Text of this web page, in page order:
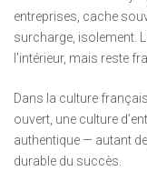
entreprises, cache
surcharge, isolement.
l’intérieur, mais reste
Dans la culture
ouvert, une culture
authentique — autant
durable du succès.